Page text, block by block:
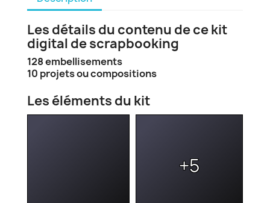
Les détails du contenu de ce kit
digital de scrapbooking
128 embellisements
10 projets ou compositions
Les éléments du kit
+5